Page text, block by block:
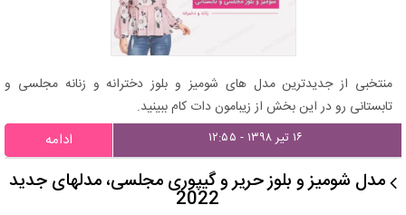
منتخبی از جدیدترین مدل های شومیز و بلوز دخترانه و زنانه مجلسی و
تابستانی رو در این بخش از زیبامون دات کام ببینید.
۱۶ تیر ۱۳۹۸ - ۱۲:۵۵ ادامه
مدل شومیز و بلوز حریر و گیپوری مجلسی، مدلهای جدید
2022